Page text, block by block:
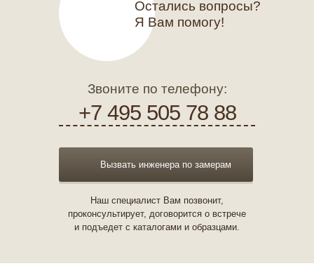
Остались вопросы?
Я Вам помогу!
Звоните по телефону:
+7 495 505 78 88
Вызвать инженера по замерам
Наш специалист Вам позвонит,
проконсультирует, договорится о встрече
и подъедет с каталогами и образцами.